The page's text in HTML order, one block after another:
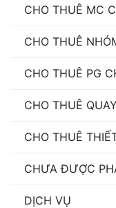
CHO THUÊ MC
CHO THUÊ
CHO THUÊ PG
CHO THUÊ
CHO THUÊ
CHƯA ĐƯỢC
DỊCH VỤ